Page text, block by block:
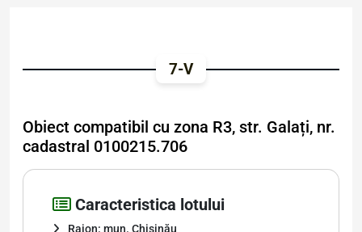
7-V
Obiect compatibil cu zona R3, str. Galați, nr.
cadastral 0100215.706
Caracteristica lotului
Raion: mun. Chișinău